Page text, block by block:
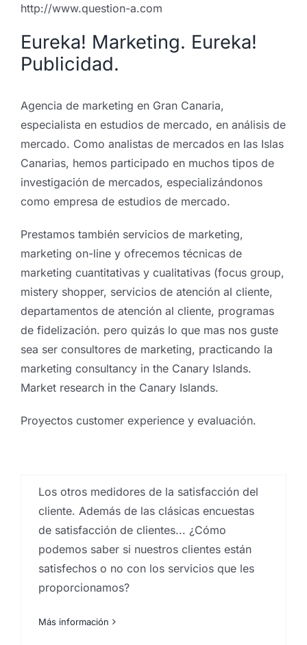
http://www.question-a.com
Eureka! Marketing. Eureka!
Publicidad.
Agencia de marketing en Gran Canaria,
especialista en estudios de mercado, en análisis de
mercado. Como analistas de mercados en las Islas
Canarias, hemos participado en muchos tipos de
investigación de mercados, especializándonos
como empresa de estudios de mercado.
Prestamos también servicios de marketing,
marketing on-line y ofrecemos técnicas de
marketing cuantitativas y cualitativas (focus group,
mistery shopper, servicios de atención al cliente,
departamentos de atención al cliente, programas
de fidelización. pero quizás lo que mas nos guste
sea ser consultores de marketing, practicando la
marketing consultancy in the Canary Islands.
Market research in the Canary Islands.
Proyectos customer experience y evaluación.
Los otros medidores de la
satisfacción del cliente
Los otros medidores de la satisfacción del
cliente. Además de las clásicas encuestas
de satisfacción de clientes... ¿Cómo
podemos saber si nuestros clientes están
satisfechos o no con los servicios que les
proporcionamos?
Más información
Evaluación de los servicios
PorEureka Marketing | julio 2, 2021 | Agencia de
marketing en las Islas Canarias,comportamiento del
consumidor
Consultoría de marketing
Customer
experience,Estudios cualitativos,Guest experience
Instituto de investigación de mercados,
Investigaciones sociologicas
Mystery Shopper
Proveedores Contratos menores instituciones
públicas,Proveedores Contratos menores
públicas,Proveedores instituciones públicas